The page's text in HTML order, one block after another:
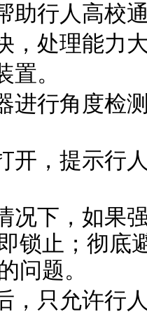
助行人高校
，处理能力
。
进行角度检
开，提示行
况下，如果
锁止；彻底
问题。
，只允许行